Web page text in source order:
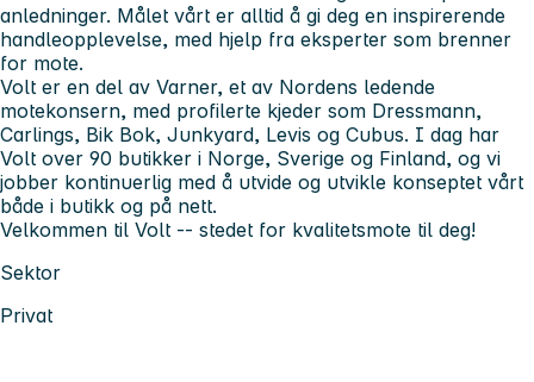
anledninger. Målet vårt er alltid å gi deg en inspirerende
handleopplevelse, med hjelp fra eksperter som brenner
for mote.
Volt er en del av Varner, et av Nordens ledende
motekonsern, med profilerte kjeder som Dressmann,
Carlings, Bik Bok, Junkyard, Levis og Cubus. I dag har
Volt over 90 butikker i Norge, Sverige og Finland, og vi
jobber kontinuerlig med å utvide og utvikle konseptet vårt
både i butikk og på nett.
Velkommen til Volt -- stedet for kvalitetsmote til deg!
Sektor
Privat